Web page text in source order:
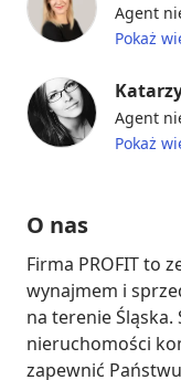
Agent
Pokaż
Agent
Pokaż
O nas
Firma PROFIT to
wynajmem i
na terenie Śląska.
nieruchomości
zapewnić